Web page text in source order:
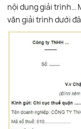
nội dung giải trình…
văn giải trình dưới